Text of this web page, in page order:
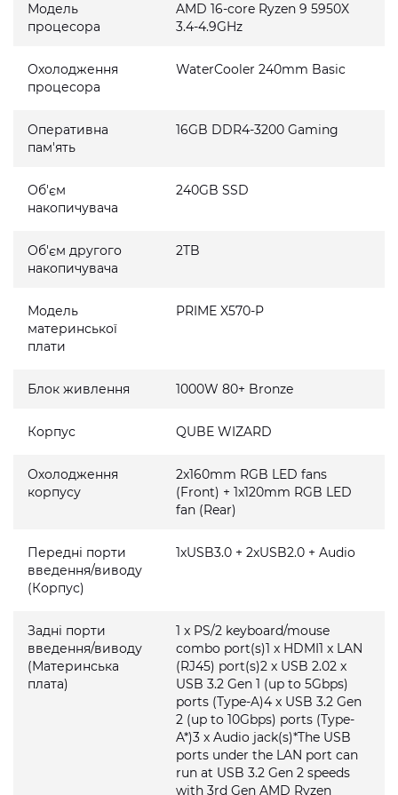
Модель
процесора
AMD 16-core Ryzen 9 5950X
3.4-4.9GHz
Охолодження
процесора
WaterCooler 240mm Basic
Оперативна
пам'ять
16GB DDR4-3200 Gaming
Об'єм
накопичувача
240GB SSD
Об'єм другого
накопичувача
2TB
Модель
материнської
плати
PRIME X570-P
Блок живлення 1000W 80+ Bronze
Корпус QUBE WIZARD
Охолодження
корпусу
2x160mm RGB LED fans
(Front) + 1x120mm RGB LED
fan (Rear)
Передні порти
введення/виводу
(Корпус)
1xUSB3.0 + 2xUSB2.0 + Audio
Задні порти
введення/виводу
(Материнська
плата)
1 x PS/2 keyboard/mouse
combo port(s)1 x HDMI1 x LAN
(RJ45) port(s)2 x USB 2.02 x
USB 3.2 Gen 1 (up to 5Gbps)
ports (Type-A)4 x USB 3.2 Gen
2 (up to 10Gbps) ports (Type-
A*)3 x Audio jack(s)*The USB
ports under the LAN port can
run at USB 3.2 Gen 2 speeds
with 3rd Gen AMD Ryzen